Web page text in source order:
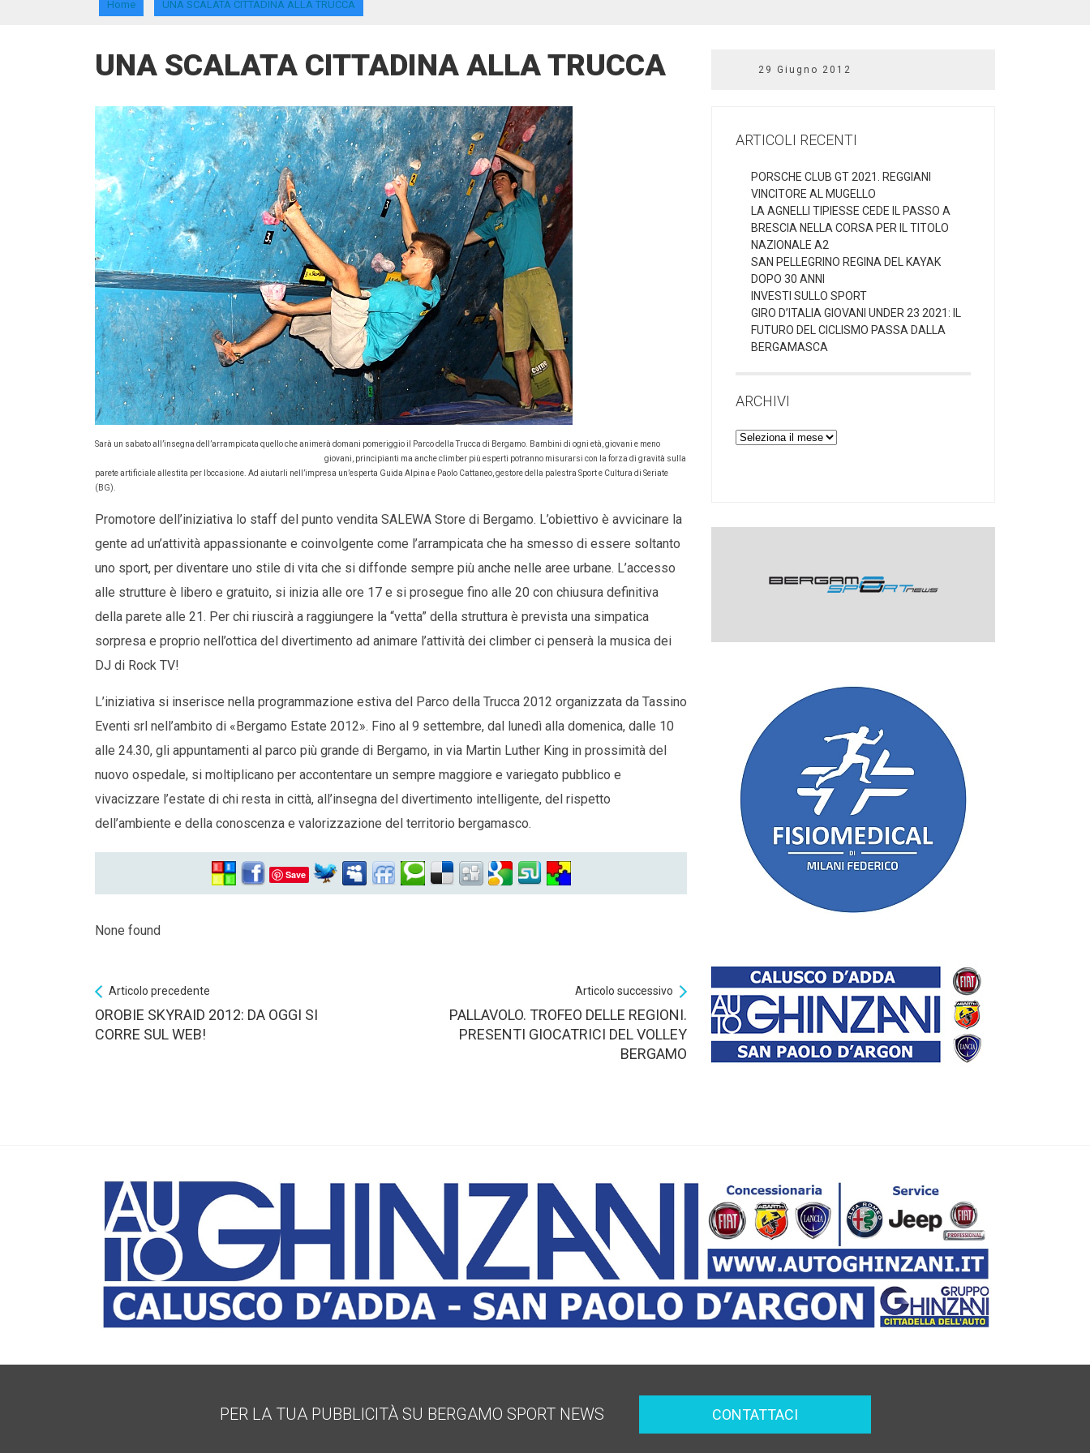
Home UNA SCALATA CITTADINA ALLA TRUCCA
UNA SCALATA CITTADINA ALLA TRUCCA
Sarà un sabato all’insegna dell’arrampicata quello che animerà domani pomeriggio il Parco della Trucca di Bergamo. Bambini di ogni età, giovani e meno
giovani, principianti ma anche climber più esperti potranno misurarsi con la forza di gravità sulla
parete artificiale allestita per l’occasione. Ad aiutarli nell’impresa un’esperta Guida Alpina e Paolo Cattaneo, gestore della palestra Sport e Cultura di Seriate
(BG).
Promotore dell’iniziativa lo staff del punto vendita SALEWA Store di Bergamo. L’obiettivo è avvicinare la
gente ad un’attività appassionante e coinvolgente come l’arrampicata che ha smesso di essere soltanto
uno sport, per diventare uno stile di vita che si diffonde sempre più anche nelle aree urbane. L’accesso
alle strutture è libero e gratuito, si inizia alle ore 17 e si prosegue fino alle 20 con chiusura definitiva
della parete alle 21. Per chi riuscirà a raggiungere la “vetta” della struttura è prevista una simpatica
sorpresa e proprio nell’ottica del divertimento ad animare l’attività dei climber ci penserà la musica dei
DJ di Rock TV!
L’iniziativa si inserisce nella programmazione estiva del Parco della Trucca 2012 organizzata da Tassino
Eventi srl nell’ambito di «Bergamo Estate 2012». Fino al 9 settembre, dal lunedì alla domenica, dalle 10
alle 24.30, gli appuntamenti al parco più grande di Bergamo, in via Martin Luther King in prossimità del
nuovo ospedale, si moltiplicano per accontentare un sempre maggiore e variegato pubblico e
vivacizzare l’estate di chi resta in città, all’insegna del divertimento intelligente, del rispetto
dell’ambiente e della conoscenza e valorizzazione del territorio bergamasco.
Save
None found
Articolo precedente
OROBIE SKYRAID 2012: DA OGGI SI
CORRE SUL WEB!
Articolo successivo
PALLAVOLO. TROFEO DELLE REGIONI.
PRESENTI GIOCATRICI DEL VOLLEY
BERGAMO
29 Giugno 2012
ARTICOLI RECENTI
PORSCHE CLUB GT 2021. REGGIANI
VINCITORE AL MUGELLO
LA AGNELLI TIPIESSE CEDE IL PASSO A
BRESCIA NELLA CORSA PER IL TITOLO
NAZIONALE A2
SAN PELLEGRINO REGINA DEL KAYAK
DOPO 30 ANNI
INVESTI SULLO SPORT
GIRO D’ITALIA GIOVANI UNDER 23 2021: IL
FUTURO DEL CICLISMO PASSA DALLA
BERGAMASCA
ARCHIVI
Archivi
PER LA TUA PUBBLICITÀ SU BERGAMO SPORT NEWS CONTATTACI